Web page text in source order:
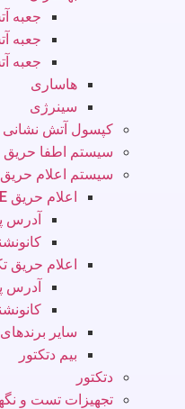
جعبه
جعبه
جعبه
هاساری
سینرژی
کپسول آتش نشانی
سیستم اطفا حریق
سیستم اعلام حریق
اعلام حریق GFE
آدرس
اعلام حریق
آدرس
سایر
بیم دتکتور
دتکتور
تجهیزات تست و